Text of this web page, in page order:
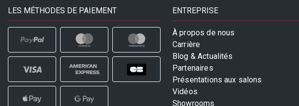
LES MÉTHODES DE PAIEMENT ENTREPRISE
À propos de nous
Carrière
Blog & Actualités
Partenaires
Présentations aux salons
Vidéos
Showrooms